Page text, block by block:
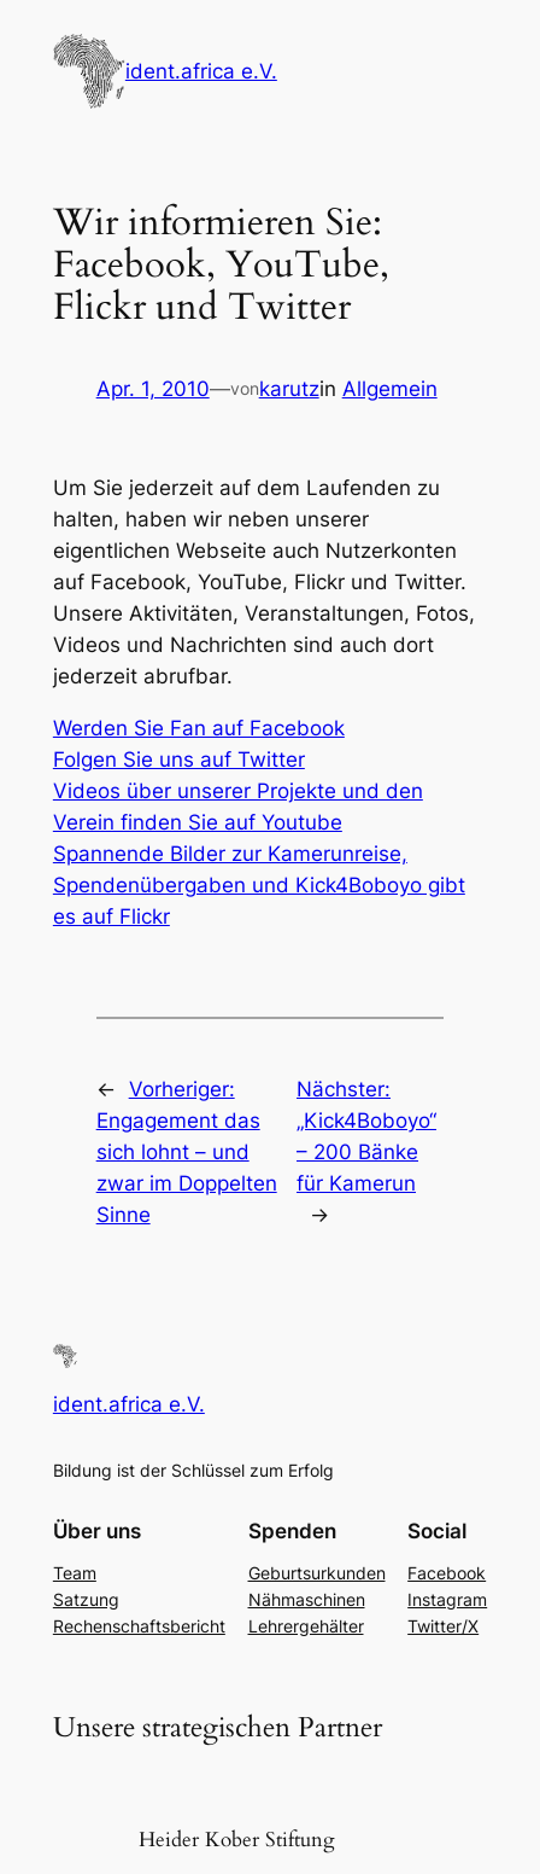
Inhalt
springen
ident.africa e.V.
Wir informieren Sie:
Facebook, YouTube,
Flickr und Twitter
Apr. 1, 2010—vonkarutzin Allgemein
Um Sie jederzeit auf dem Laufenden zu
halten, haben wir neben unserer
eigentlichen Webseite auch Nutzerkonten
auf Facebook, YouTube, Flickr und Twitter.
Unsere Aktivitäten, Veranstaltungen, Fotos,
Videos und Nachrichten sind auch dort
jederzeit abrufbar.
Werden Sie Fan auf Facebook
Folgen Sie uns auf Twitter
Videos über unserer Projekte und den
Verein finden Sie auf Youtube
Spannende Bilder zur Kamerunreise,
Spendenübergaben und Kick4Boboyo gibt
es auf Flickr
← Vorheriger:
Engagement das
sich lohnt – und
zwar im Doppelten
Sinne
Nächster:
„Kick4Boboyo“
– 200 Bänke
für Kamerun
→
ident.africa e.V.
Bildung ist der Schlüssel zum Erfolg
Über uns
Team
Satzung
Rechenschaftsbericht
Spenden
Geburtsurkunden
Nähmaschinen
Lehrergehälter
Social
Facebook
Instagram
Twitter/X
Unsere strategischen Partner
Heider Kober Stiftung